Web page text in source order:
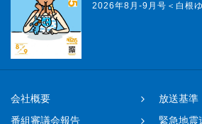
2026年8月-9月号＜白根
会社概要
放送基準
番組審議会報告
緊急地震